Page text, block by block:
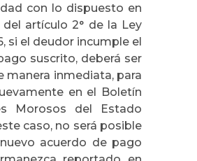
con lo dispuesto en
del artículo 2° de la Ley
si el deudor incumple el
suscrito, deberá ser
manera inmediata, para
en el Boletín
Morosos del Estado
caso, no será posible
acuerdo de pago